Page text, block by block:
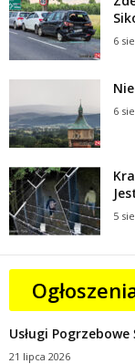
6
6
5
Usługi Pogrzebowe
21 lipca 2026